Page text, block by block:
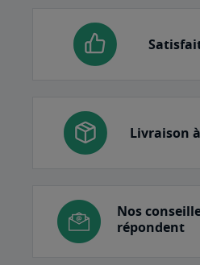
Livraison
Nos
répondent